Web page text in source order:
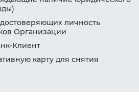
личность
Организации
Клиент
карту для снятия
Отправить
на обработку персональных данных
доход
доставки
телефона
прописки
ИНН
доход
доставки
телефона